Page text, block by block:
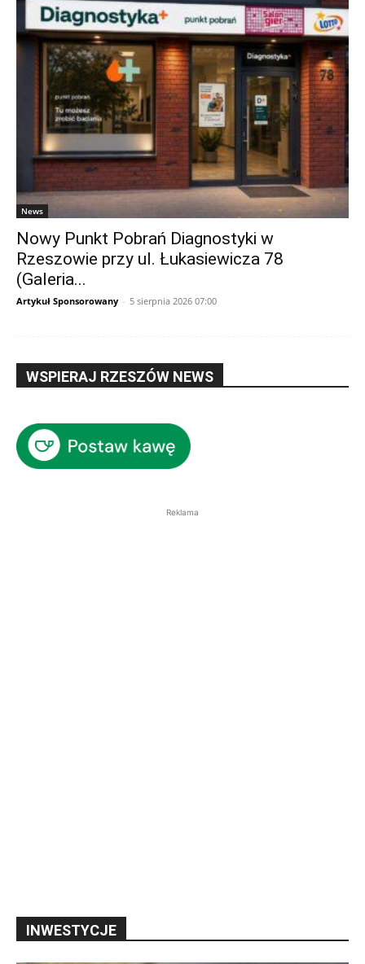
News
Nowy Punkt Pobrań Diagnostyki w
Rzeszowie przy ul. Łukasiewicza 78
(Galeria...
Artykuł Sponsorowany - 5 sierpnia 2026 07:00
WSPIERAJ RZESZÓW NEWS
Reklama
INWESTYCJE